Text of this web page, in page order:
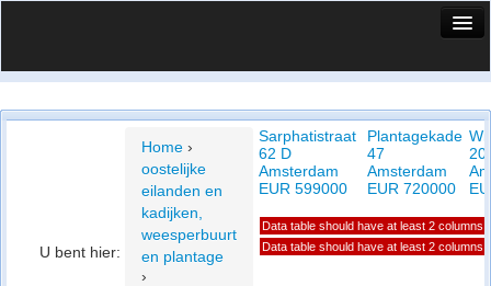
Vergelijk prijsposities - wijk
U bent hier:
Home ›
oostelijke
eilanden en
kadijken,
weesperbuurt
en plantage
›
Sarphatistraat
62 D
Amsterdam
EUR 599000
Plantagekade
47
Amsterdam
EUR 720000
20
Data table should have at least 2 columns
Data table should have at least 2 columns